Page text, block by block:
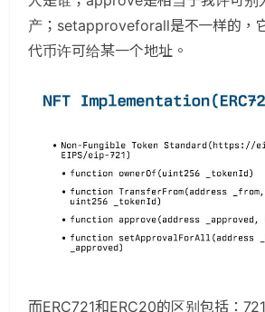
产；setapproveforall是不一样的，
代币许可给某一个地址。
而ERC721和ERC20的区别包括：